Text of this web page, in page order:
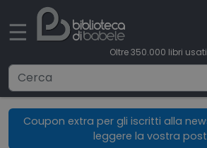
☰
Oltre 350.000 libri usati
Ricerca avanzata
Coupon extra per gli iscritti alla
leggere la vostra